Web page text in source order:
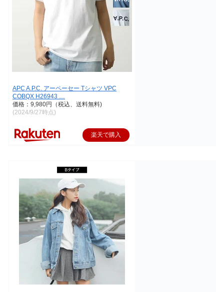
APC A.P.C. アーペーセー Tシャツ VPC
COBQX H26943 …
価格：9,980円（税込、送料無料)
(2024/9/27時点)
楽天で購入